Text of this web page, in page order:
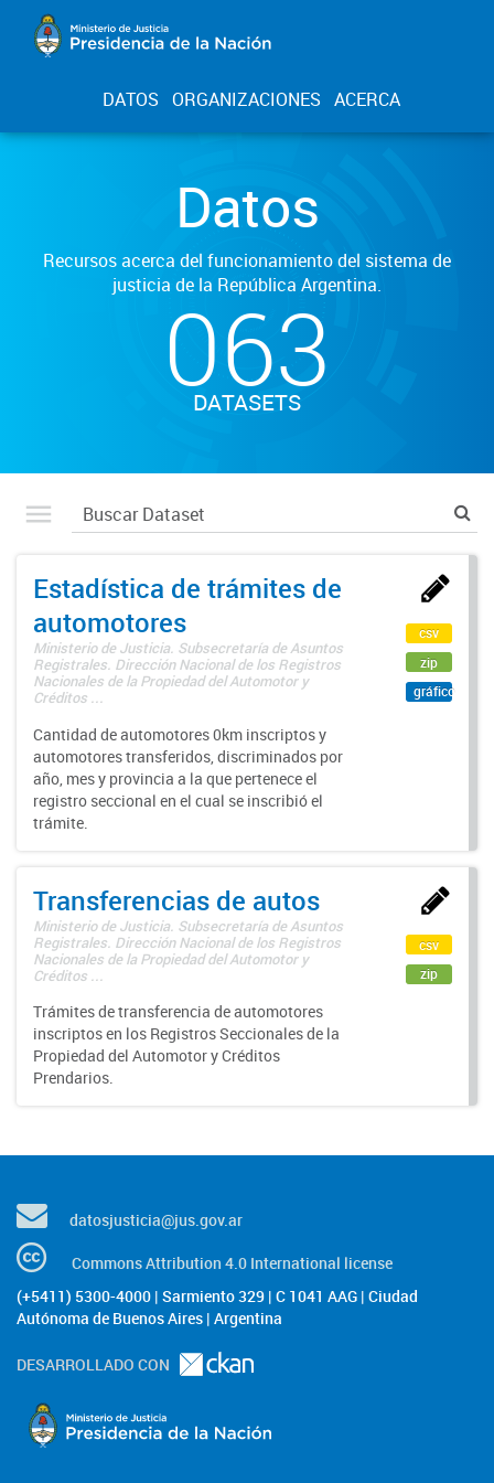
DATOS ORGANIZACIONES ACERCA
Datos
Recursos acerca del funcionamiento del sistema de
justicia de la República Argentina.
063
DATASETS
Estadística de trámites de
automotores
Ministerio de Justicia. Subsecretaría de Asuntos
Registrales. Dirección Nacional de los Registros
Nacionales de la Propiedad del Automotor y
Créditos ...
Cantidad de automotores 0km inscriptos y
automotores transferidos, discriminados por
año, mes y provincia a la que pertenece el
registro seccional en el cual se inscribió el
trámite.
csv
zip
gráfico
Transferencias de autos
Ministerio de Justicia. Subsecretaría de Asuntos
Registrales. Dirección Nacional de los Registros
Nacionales de la Propiedad del Automotor y
Créditos ...
Trámites de transferencia de automotores
inscriptos en los Registros Seccionales de la
Propiedad del Automotor y Créditos
Prendarios.
csv
zip
datosjusticia@jus.gov.ar
Commons Attribution 4.0 International license
(+5411) 5300-4000 | Sarmiento 329 | C 1041 AAG | Ciudad
Autónoma de Buenos Aires | Argentina
DESARROLLADO CON